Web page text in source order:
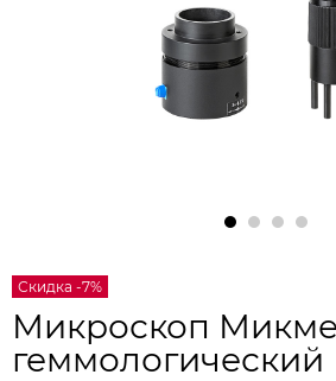
Скидка -7%
Микроскоп
геммологический